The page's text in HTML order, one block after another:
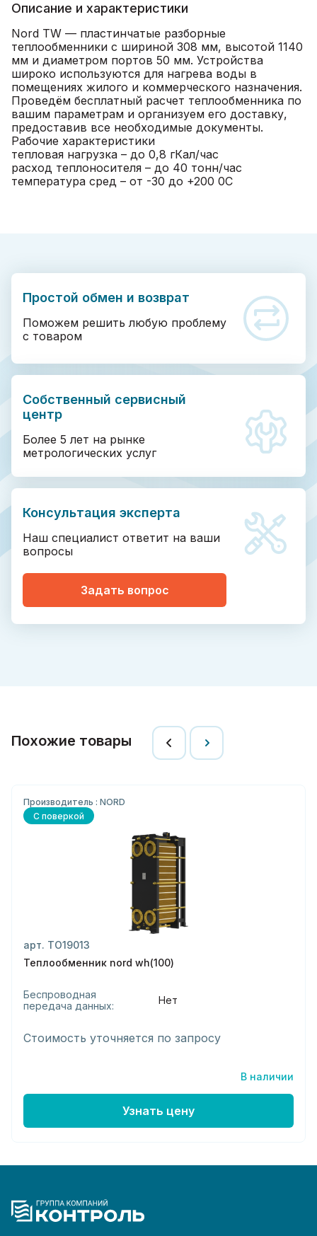
Описание и характеристики
Nord TW — пластинчатые разборные
теплообменники с шириной 308 мм, высотой 1140
мм и диаметром портов 50 мм. Устройства
широко используются для нагрева воды в
помещениях жилого и коммерческого назначения.
Проведём бесплатный расчет теплообменника по
вашим параметрам и организуем его доставку,
предоставив все необходимые документы.
Рабочие характеристики
тепловая нагрузка – до 0,8 гКал/час
расход теплоносителя – до 40 тонн/час
температура сред – от -30 до +200 0С
Простой обмен и возврат
Поможем решить любую проблему
с товаром
Собственный сервисный
центр
Более 5 лет на рынке
метрологических услуг
Консультация эксперта
Наш специалист ответит на ваши
вопросы
Задать вопрос
Похожие товары
Производитель : NORD
С поверкой
арт. ТО19013
Теплообменник nord wh(100)
Беспроводная
передача данных:
Нет
Стоимость уточняется по запросу
В наличии
Узнать цену